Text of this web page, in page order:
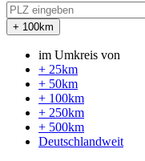
+ 100km
im Umkreis von
+ 25km
+ 50km
+ 100km
+ 250km
+ 500km
Deutschlandweit